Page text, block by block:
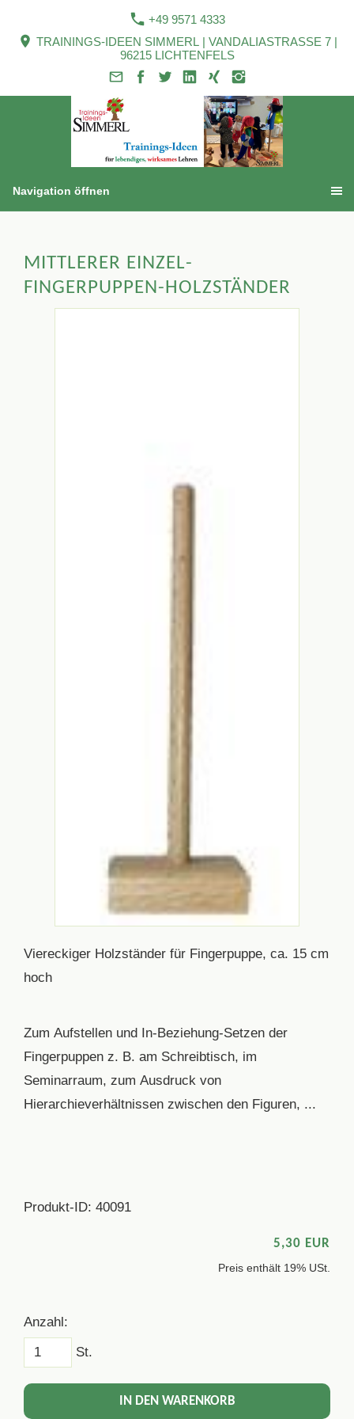
+49 9571 4333
TRAININGS-IDEEN SIMMERL | VANDALIASTRASSE 7 |
96215 LICHTENFELS
Navigation öffnen
MITTLERER EINZEL-
FINGERPUPPEN-HOLZSTÄNDER
Viereckiger Holzständer für Fingerpuppe, ca. 15 cm
hoch
Zum Aufstellen und In-Beziehung-Setzen der
Fingerpuppen z. B. am Schreibtisch, im
Seminarraum, zum Ausdruck von
Hierarchieverhältnissen zwischen den Figuren, ...
Produkt-ID: 40091
5,30 EUR
Preis enthält 19% USt.
Anzahl:
St.
IN DEN WARENKORB